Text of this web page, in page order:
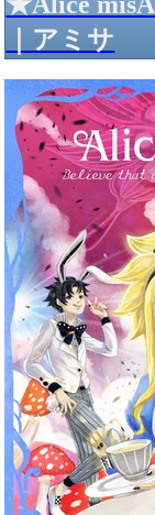
｜アミサ